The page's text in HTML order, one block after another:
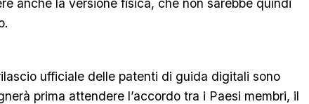
anche la versione fisica, che non sarebbe quindi
ufficiale delle patenti di guida digitali sono
prima attendere l’accordo tra i Paesi membri, il